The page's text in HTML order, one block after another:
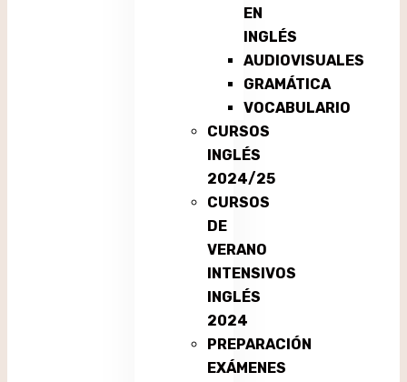
EN
INGLÉS
AUDIOVISUALES
GRAMÁTICA
VOCABULARIO
CURSOS
INGLÉS
2024/25
CURSOS
DE
VERANO
INTENSIVOS
INGLÉS
2024
PREPARACIÓN
EXÁMENES